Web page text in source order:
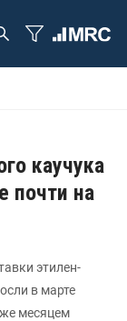
каучука
почти на
этилен-
в марте
же месяцем